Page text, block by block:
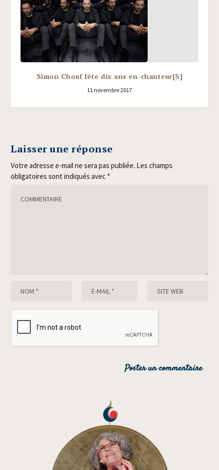
Simon Chouf fête dix ans en-chanteur[S]
11 novembre 2017
Laisser une réponse
Votre adresse e-mail ne sera pas publiée. Les champs
obligatoires sont indiqués avec *